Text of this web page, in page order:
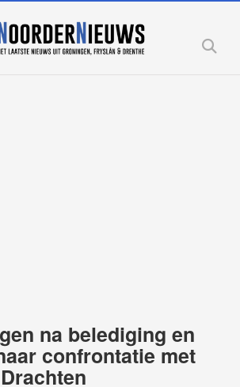
na belediging en
confrontatie met